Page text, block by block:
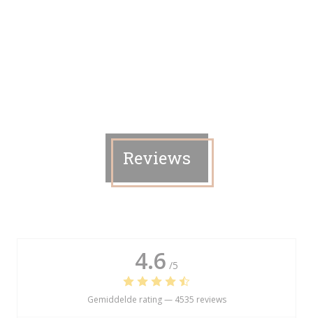
Reviews
4.6 /5
Gemiddelde rating — 4535 reviews